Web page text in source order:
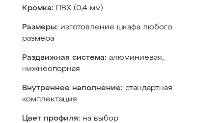
Кромка: ПВХ (0,4 мм)
Размеры: изготовление шкафа любого
размера
Раздвижная система: алюминиевая,
нижнеопорная
Внутреннее наполнение: стандартная
комплектация
Цвет профиля: на выбор